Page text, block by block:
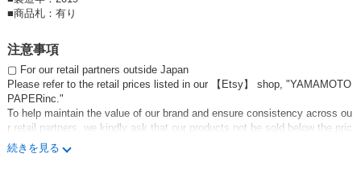
■商品札：有り
注意事項
▢ For our retail partners outside Japan
Please refer to the retail prices listed in our 【Etsy】 shop, "YAMAMOTO
PAPERinc."
To help maintain the value of our brand and ensure consistency across ou
r retail partners, we kindly ask that our products not be sold below the pric
es listed there.
If we notice pricing that significantly differs from these guidelines, we may
続きを見る